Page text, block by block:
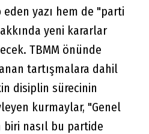
yazı hem de "parti
yeni kararlar
TBMM önünde
tartışmalara dahil
disiplin sürecinin
kurmaylar, "Genel
biri nasıl bu partide